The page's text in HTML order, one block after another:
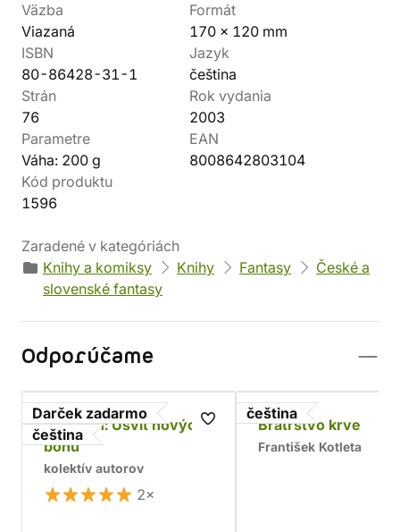
Väzba
Viazaná
Formát
170 x 120 mm
ISBN
80-86428-31-1
Jazyk
čeština
Strán
76
Rok vydania
2003
Parametre
Váha: 200 g
EAN
8008642803104
Kód produktu
1596
Zaradené v kategóriách
Knihy a komiksy
Knihy Fantasy
České a
slovenské fantasy
Odporúčame
Darček zadarmo
čeština
Asterion: Úsvit nových
bohů
kolektív autorov
2×
čeština
Bratrstvo krve
František Kotleta